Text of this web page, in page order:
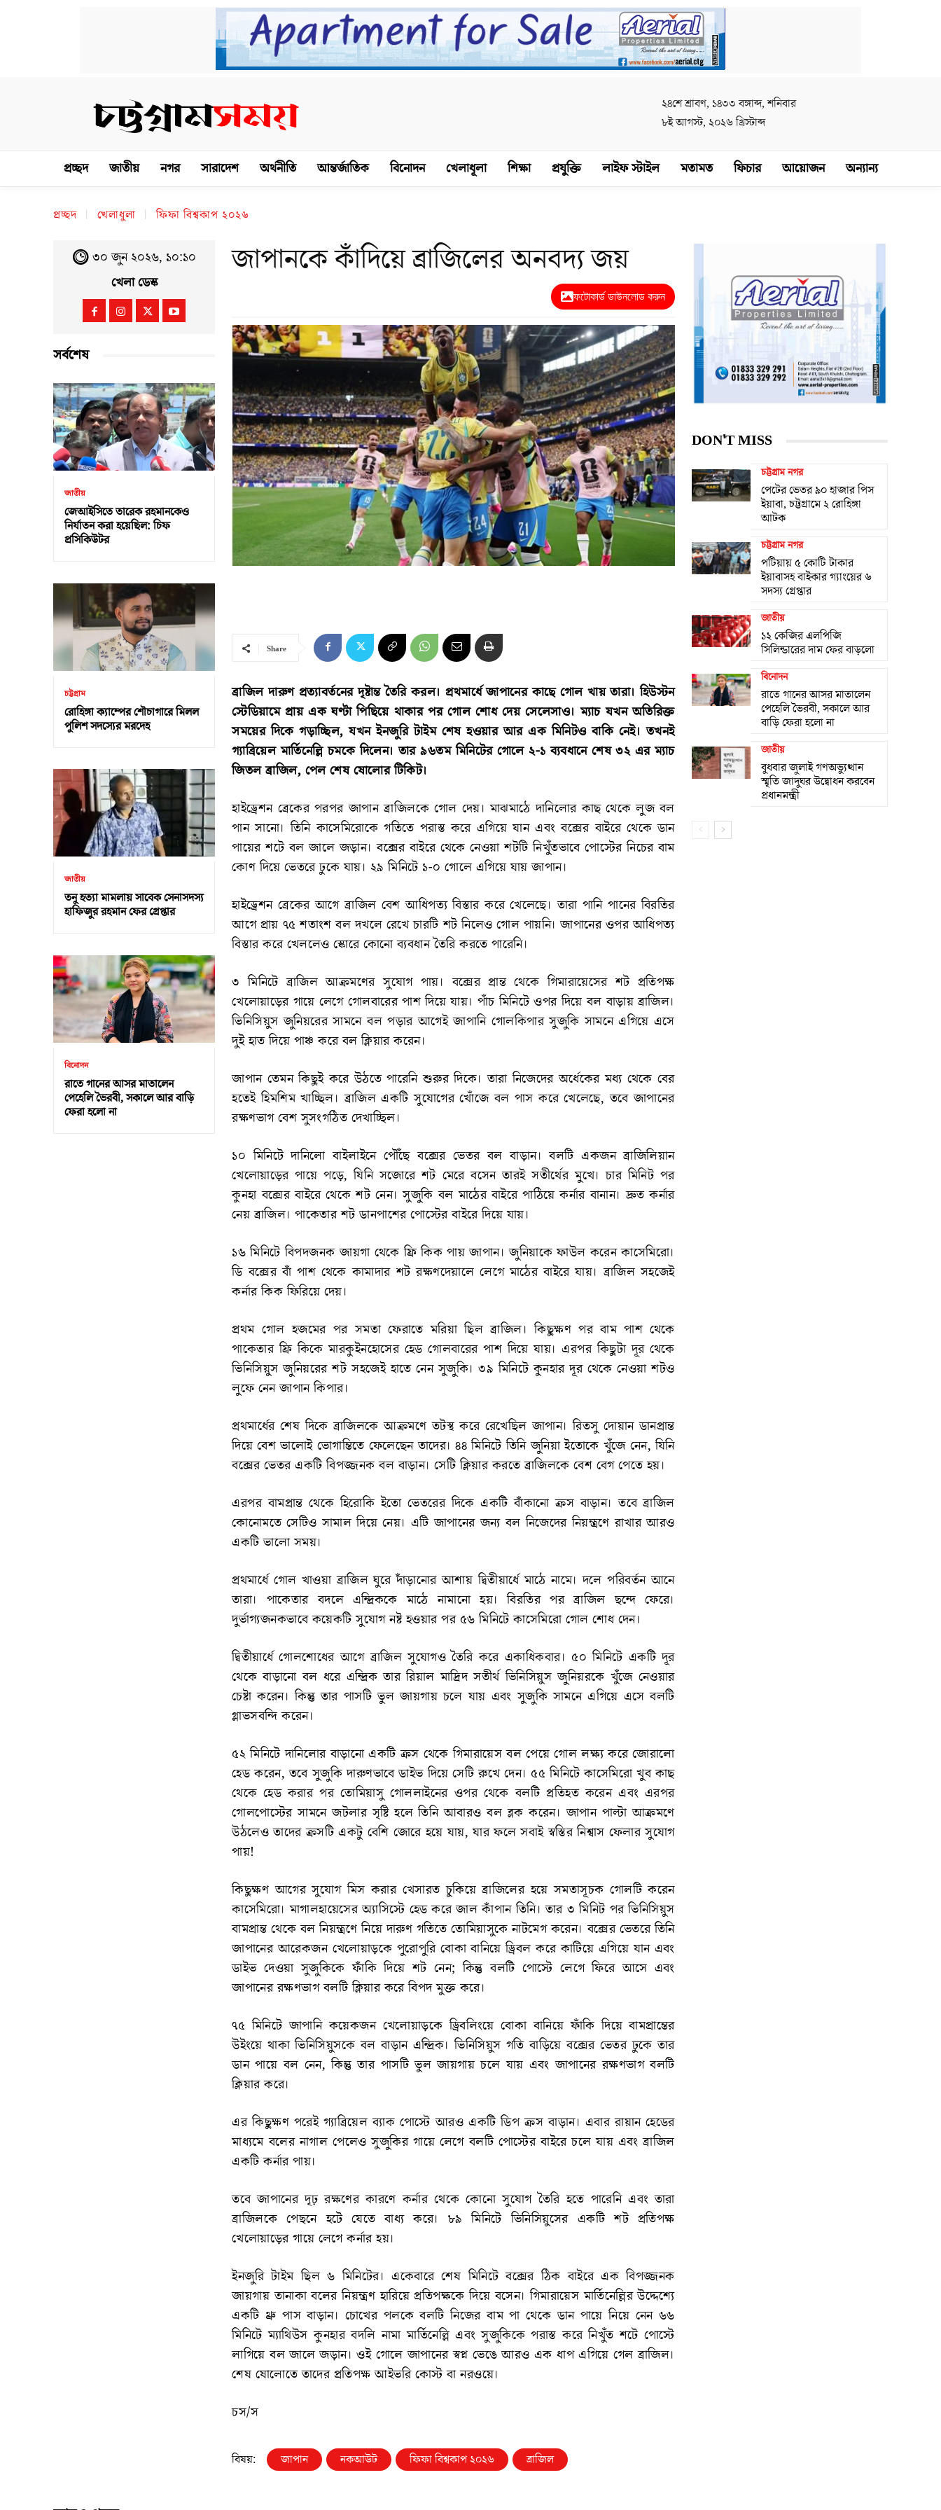
২৪শে শ্রাবণ, ১৪৩৩ বঙ্গাব্দ, শনিবার
৮ই আগস্ট, ২০২৬ খ্রিস্টাব্দ
প্রচ্ছদ জাতীয় নগর সারাদেশ অর্থনীতি আন্তর্জাতিক বিনোদন খেলাধূলা শিক্ষা প্রযুক্তি লাইফ স্টাইল মতামত ফিচার আয়োজন অন্যান্য
প্রচ্ছদ খেলাধুলা ফিফা বিশ্বকাপ ২০২৬
৩০ জুন ২০২৬, ১০:১০
খেলা ডেস্ক
সর্বশেষ
জাতীয়
জেআইসিতে তারেক রহমানকেও
নির্যাতন করা হয়েছিল: চিফ
প্রসিকিউটর
চট্টগ্রাম
রোহিঙ্গা ক্যাম্পের শৌচাগারে মিলল
পুলিশ সদস্যের মরদেহ
জাতীয়
তনু হত্যা মামলায় সাবেক সেনাসদস্য
হাফিজুর রহমান ফের গ্রেপ্তার
বিনোদন
রাতে গানের আসর মাতালেন
পেহেলি ভৈরবী, সকালে আর বাড়ি
ফেরা হলো না
জাপানকে কাঁদিয়ে ব্রাজিলের অনবদ্য জয়
ফটোকার্ড ডাউনলোড করুন
Share
ব্রাজিল দারুণ প্রত্যাবর্তনের দৃষ্টান্ত তৈরি করল। প্রথমার্ধে জাপানের কাছে গোল খায় তারা। হিউস্টন
স্টেডিয়ামে প্রায় এক ঘণ্টা পিছিয়ে থাকার পর গোল শোধ দেয় সেলেসাও। ম্যাচ যখন অতিরিক্ত
সময়ের দিকে গড়াচ্ছিল, যখন ইনজুরি টাইম শেষ হওয়ার আর এক মিনিটও বাকি নেই। তখনই
গ্যাব্রিয়েল মার্তিনেল্লি চমকে দিলেন। তার ৯৬তম মিনিটের গোলে ২-১ ব্যবধানে শেষ ৩২ এর ম্যাচ
জিতল ব্রাজিল, পেল শেষ ষোলোর টিকিট।
হাইড্রেশন ব্রেকের পরপর জাপান ব্রাজিলকে গোল দেয়। মাঝমাঠে দানিলোর কাছ থেকে লুজ বল
পান সানো। তিনি কাসেমিরোকে গতিতে পরাস্ত করে এগিয়ে যান এবং বক্সের বাইরে থেকে ডান
পায়ের শটে বল জালে জড়ান। বক্সের বাইরে থেকে নেওয়া শটটি নিখুঁতভাবে পোস্টের নিচের বাম
কোণ দিয়ে ভেতরে ঢুকে যায়। ২৯ মিনিটে ১-০ গোলে এগিয়ে যায় জাপান।
হাইড্রেশন ব্রেকের আগে ব্রাজিল বেশ আধিপত্য বিস্তার করে খেলেছে। তারা পানি পানের বিরতির
আগে প্রায় ৭৫ শতাংশ বল দখলে রেখে চারটি শট নিলেও গোল পায়নি। জাপানের ওপর আধিপত্য
বিস্তার করে খেললেও স্কোরে কোনো ব্যবধান তৈরি করতে পারেনি।
৩ মিনিটে ব্রাজিল আক্রমণের সুযোগ পায়। বক্সের প্রান্ত থেকে গিমারায়েসের শট প্রতিপক্ষ
খেলোয়াড়ের গায়ে লেগে গোলবারের পাশ দিয়ে যায়। পাঁচ মিনিটে ওপর দিয়ে বল বাড়ায় ব্রাজিল।
ভিনিসিয়ুস জুনিয়রের সামনে বল পড়ার আগেই জাপানি গোলকিপার সুজুকি সামনে এগিয়ে এসে
দুই হাত দিয়ে পাঞ্চ করে বল ক্লিয়ার করেন।
জাপান তেমন কিছুই করে উঠতে পারেনি শুরুর দিকে। তারা নিজেদের অর্ধেকের মধ্য থেকে বের
হতেই হিমশিম খাচ্ছিল। ব্রাজিল একটি সুযোগের খোঁজে বল পাস করে খেলেছে, তবে জাপানের
রক্ষণভাগ বেশ সুসংগঠিত দেখাচ্ছিল।
১০ মিনিটে দানিলো বাইলাইনে পৌঁছে বক্সের ভেতর বল বাড়ান। বলটি একজন ব্রাজিলিয়ান
খেলোয়াড়ের পায়ে পড়ে, যিনি সজোরে শট মেরে বসেন তারই সতীর্থের মুখে। চার মিনিট পর
কুনহা বক্সের বাইরে থেকে শট নেন। সুজুকি বল মাঠের বাইরে পাঠিয়ে কর্নার বানান। দ্রুত কর্নার
নেয় ব্রাজিল। পাকেতার শট ডানপাশের পোস্টের বাইরে দিয়ে যায়।
১৬ মিনিটে বিপদজনক জায়গা থেকে ফ্রি কিক পায় জাপান। জুনিয়াকে ফাউল করেন কাসেমিরো।
ডি বক্সের বাঁ পাশ থেকে কামাদার শট রক্ষণদেয়ালে লেগে মাঠের বাইরে যায়। ব্রাজিল সহজেই
কর্নার কিক ফিরিয়ে দেয়।
প্রথম গোল হজমের পর সমতা ফেরাতে মরিয়া ছিল ব্রাজিল। কিছুক্ষণ পর বাম পাশ থেকে
পাকেতার ফ্রি কিকে মারকুইনহোসের হেড গোলবারের পাশ দিয়ে যায়। এরপর কিছুটা দূর থেকে
ভিনিসিয়ুস জুনিয়রের শট সহজেই হাতে নেন সুজুকি। ৩৯ মিনিটে কুনহার দূর থেকে নেওয়া শটও
লুফে নেন জাপান কিপার।
প্রথমার্ধের শেষ দিকে ব্রাজিলকে আক্রমণে তটস্থ করে রেখেছিল জাপান। রিতসু দোয়ান ডানপ্রান্ত
দিয়ে বেশ ভালোই ভোগান্তিতে ফেলেছেন তাদের। ৪৪ মিনিটে তিনি জুনিয়া ইতোকে খুঁজে নেন, যিনি
বক্সের ভেতর একটি বিপজ্জনক বল বাড়ান। সেটি ক্লিয়ার করতে ব্রাজিলকে বেশ বেগ পেতে হয়।
এরপর বামপ্রান্ত থেকে হিরোকি ইতো ভেতরের দিকে একটি বাঁকানো ক্রস বাড়ান। তবে ব্রাজিল
কোনোমতে সেটিও সামাল দিয়ে নেয়। এটি জাপানের জন্য বল নিজেদের নিয়ন্ত্রণে রাখার আরও
একটি ভালো সময়।
প্রথমার্ধে গোল খাওয়া ব্রাজিল ঘুরে দাঁড়ানোর আশায় দ্বিতীয়ার্ধে মাঠে নামে। দলে পরিবর্তন আনে
তারা। পাকেতার বদলে এন্দ্রিককে মাঠে নামানো হয়। বিরতির পর ব্রাজিল ছন্দে ফেরে।
দুর্ভাগ্যজনকভাবে কয়েকটি সুযোগ নষ্ট হওয়ার পর ৫৬ মিনিটে কাসেমিরো গোল শোধ দেন।
দ্বিতীয়ার্ধে গোলশোধের আগে ব্রাজিল সুযোগও তৈরি করে একাধিকবার। ৫০ মিনিটে একটি দূর
থেকে বাড়ানো বল ধরে এন্দ্রিক তার রিয়াল মাদ্রিদ সতীর্থ ভিনিসিয়ুস জুনিয়রকে খুঁজে নেওয়ার
চেষ্টা করেন। কিন্তু তার পাসটি ভুল জায়গায় চলে যায় এবং সুজুকি সামনে এগিয়ে এসে বলটি
গ্লাভসবন্দি করেন।
৫২ মিনিটে দানিলোর বাড়ানো একটি ক্রস থেকে গিমারায়েস বল পেয়ে গোল লক্ষ্য করে জোরালো
হেড করেন, তবে সুজুকি দারুণভাবে ডাইভ দিয়ে সেটি রুখে দেন। ৫৫ মিনিটে কাসেমিরো খুব কাছ
থেকে হেড করার পর তোমিয়াসু গোললাইনের ওপর থেকে বলটি প্রতিহত করেন এবং এরপর
গোলপোস্টের সামনে জটলার সৃষ্টি হলে তিনি আবারও বল ব্লক করেন। জাপান পাল্টা আক্রমণে
উঠলেও তাদের ক্রসটি একটু বেশি জোরে হয়ে যায়, যার ফলে সবাই স্বস্তির নিশ্বাস ফেলার সুযোগ
পায়!
কিছুক্ষণ আগের সুযোগ মিস করার খেসারত চুকিয়ে ব্রাজিলের হয়ে সমতাসূচক গোলটি করেন
কাসেমিরো। মাগালহায়েসের অ্যাসিস্টে হেড করে জাল কাঁপান তিনি। তার ৩ মিনিট পর ভিনিসিয়ুস
বামপ্রান্ত থেকে বল নিয়ন্ত্রণে নিয়ে দারুণ গতিতে তোমিয়াসুকে নাটমেগ করেন। বক্সের ভেতরে তিনি
জাপানের আরেকজন খেলোয়াড়কে পুরোপুরি বোকা বানিয়ে ড্রিবল করে কাটিয়ে এগিয়ে যান এবং
ডাইভ দেওয়া সুজুকিকে ফাঁকি দিয়ে শট নেন; কিন্তু বলটি পোস্টে লেগে ফিরে আসে এবং
জাপানের রক্ষণভাগ বলটি ক্লিয়ার করে বিপদ মুক্ত করে।
৭৫ মিনিটে জাপানি কয়েকজন খেলোয়াড়কে ড্রিবলিংয়ে বোকা বানিয়ে ফাঁকি দিয়ে বামপ্রান্তের
উইংয়ে থাকা ভিনিসিয়ুসকে বল বাড়ান এন্দ্রিক। ভিনিসিয়ুস গতি বাড়িয়ে বক্সের ভেতর ঢুকে তার
ডান পায়ে বল নেন, কিন্তু তার পাসটি ভুল জায়গায় চলে যায় এবং জাপানের রক্ষণভাগ বলটি
ক্লিয়ার করে।
এর কিছুক্ষণ পরেই গ্যাব্রিয়েল ব্যাক পোস্টে আরও একটি ডিপ ক্রস বাড়ান। এবার রায়ান হেডের
মাধ্যমে বলের নাগাল পেলেও সুজুকির গায়ে লেগে বলটি পোস্টের বাইরে চলে যায় এবং ব্রাজিল
একটি কর্নার পায়।
তবে জাপানের দৃঢ় রক্ষণের কারণে কর্নার থেকে কোনো সুযোগ তৈরি হতে পারেনি এবং তারা
ব্রাজিলকে পেছনে হটে যেতে বাধ্য করে। ৮৯ মিনিটে ভিনিসিয়ুসের একটি শট প্রতিপক্ষ
খেলোয়াড়ের গায়ে লেগে কর্নার হয়।
ইনজুরি টাইম ছিল ৬ মিনিটের। একেবারে শেষ মিনিটে বক্সের ঠিক বাইরে এক বিপজ্জনক
জায়গায় তানাকা বলের নিয়ন্ত্রণ হারিয়ে প্রতিপক্ষকে দিয়ে বসেন। গিমারায়েস মার্তিনেল্লির উদ্দেশ্যে
একটি থ্রু পাস বাড়ান। চোখের পলকে বলটি নিজের বাম পা থেকে ডান পায়ে নিয়ে নেন ৬৬
মিনিটে ম্যাথিউস কুনহার বদলি নামা মার্তিনেল্লি এবং সুজুকিকে পরাস্ত করে নিখুঁত শটে পোস্টে
লাগিয়ে বল জালে জড়ান। ওই গোলে জাপানের স্বপ্ন ভেঙে আরও এক ধাপ এগিয়ে গেল ব্রাজিল।
শেষ ষোলোতে তাদের প্রতিপক্ষ আইভরি কোস্ট বা নরওয়ে।
চস/স
বিষয়: জাপান নকআউট ফিফা বিশ্বকাপ ২০২৬ ব্রাজিল
DON'T MISS
চট্টগ্রাম নগর
পেটের ভেতর ৯০ হাজার পিস
ইয়াবা, চট্টগ্রামে ২ রোহিঙ্গা
আটক
চট্টগ্রাম নগর
পটিয়ায় ৫ কোটি টাকার
ইয়াবাসহ বাইকার গ্যাংয়ের ৬
সদস্য গ্রেপ্তার
জাতীয়
১২ কেজির এলপিজি
সিলিন্ডারের দাম ফের বাড়লো
বিনোদন
রাতে গানের আসর মাতালেন
পেহেলি ভৈরবী, সকালে আর
বাড়ি ফেরা হলো না
জাতীয়
বুধবার জুলাই গণঅভ্যুত্থান
স্মৃতি জাদুঘর উদ্বোধন করবেন
প্রধানমন্ত্রী